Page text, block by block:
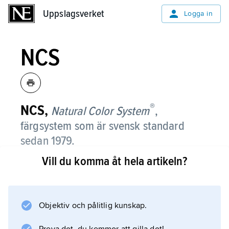
Uppslagsverket Logga in
NCS
NCS, Natural Color System®,
färgsystem som är svensk standard
sedan 1979.
NCS är det mest konsekvent
som människan direkt kan iaktta med sitt
Vill du komma åt hela artikeln?
Objektiv och pålitlig kunskap.